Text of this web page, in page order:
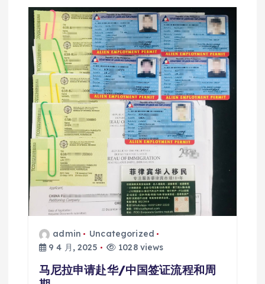
admin
Uncategorized
9 4 月, 2025
1028 views
马尼拉申请赴华/中国签证流程和周